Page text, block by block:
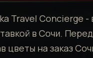
Travel Concierge
в Сочи.
цветы на заказ